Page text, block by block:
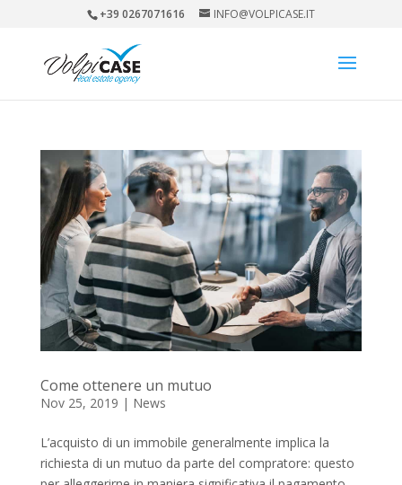
+39 0267071616 INFO@VOLPICASE.IT
Come ottenere un mutuo
Nov 25, 2019 | News
L’acquisto di un immobile generalmente implica la
richiesta di un mutuo da parte del compratore: questo